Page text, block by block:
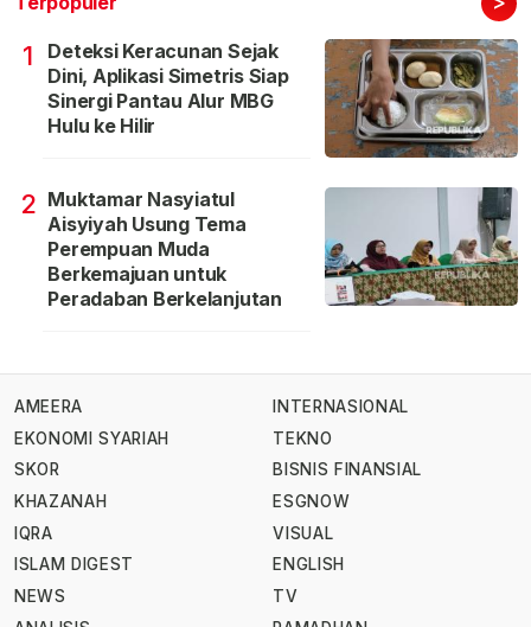
1
Deteksi Keracunan Sejak
Dini, Aplikasi Simetris Siap
Sinergi Pantau Alur MBG
Hulu ke Hilir
2 Muktamar Nasyiatul
Aisyiyah Usung Tema
Perempuan Muda
Berkemajuan untuk
Peradaban Berkelanjutan
AMEERA
EKONOMI SYARIAH
SKOR
KHAZANAH
IQRA
ISLAM DIGEST
NEWS
INTERNASIONAL
TEKNO
BISNIS FINANSIAL
ESGNOW
VISUAL
ENGLISH
TV